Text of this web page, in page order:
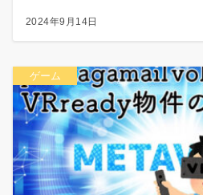
2024年9月14日
ゲーム